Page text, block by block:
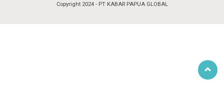
Copyright 2024 - PT KABAR PAPUA GLOBAL